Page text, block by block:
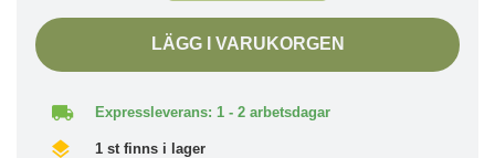
LÄGG I VARUKORGEN
Expressleverans: 1 - 2 arbetsdagar
1 st finns i lager